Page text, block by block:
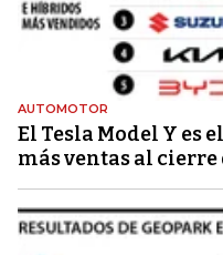
AUTOMOTOR
El Tesla Model Y es
más ventas al cierre